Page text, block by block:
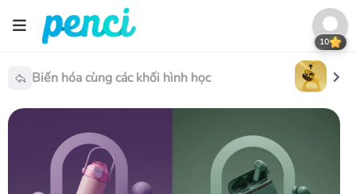
10
Biến hóa cùng các khối hình học